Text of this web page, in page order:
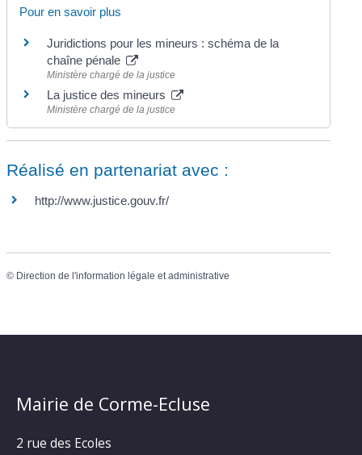
Pour en savoir plus
Juridictions pour les mineurs : schéma de la
chaîne pénale
Ministère chargé de la justice
La justice des mineurs
Ministère chargé de la justice
Réalisé en partenariat avec :
http://www.justice.gouv.fr/
© Direction de l'information légale et administrative
Mairie de Corme-Ecluse
2 rue des Ecoles